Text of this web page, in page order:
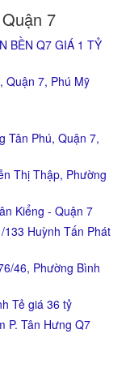
7
BỀN Q7 GIÁ 1 TỶ
Quận 7, Phú Mỹ
Tân Phú, Quận 7,
Thị Thập, Phường
Kiểng - Quận 7
Huỳnh Tấn Phát
46, Phường Bình
Tẻ giá 36 tỷ
P. Tân Hưng Q7